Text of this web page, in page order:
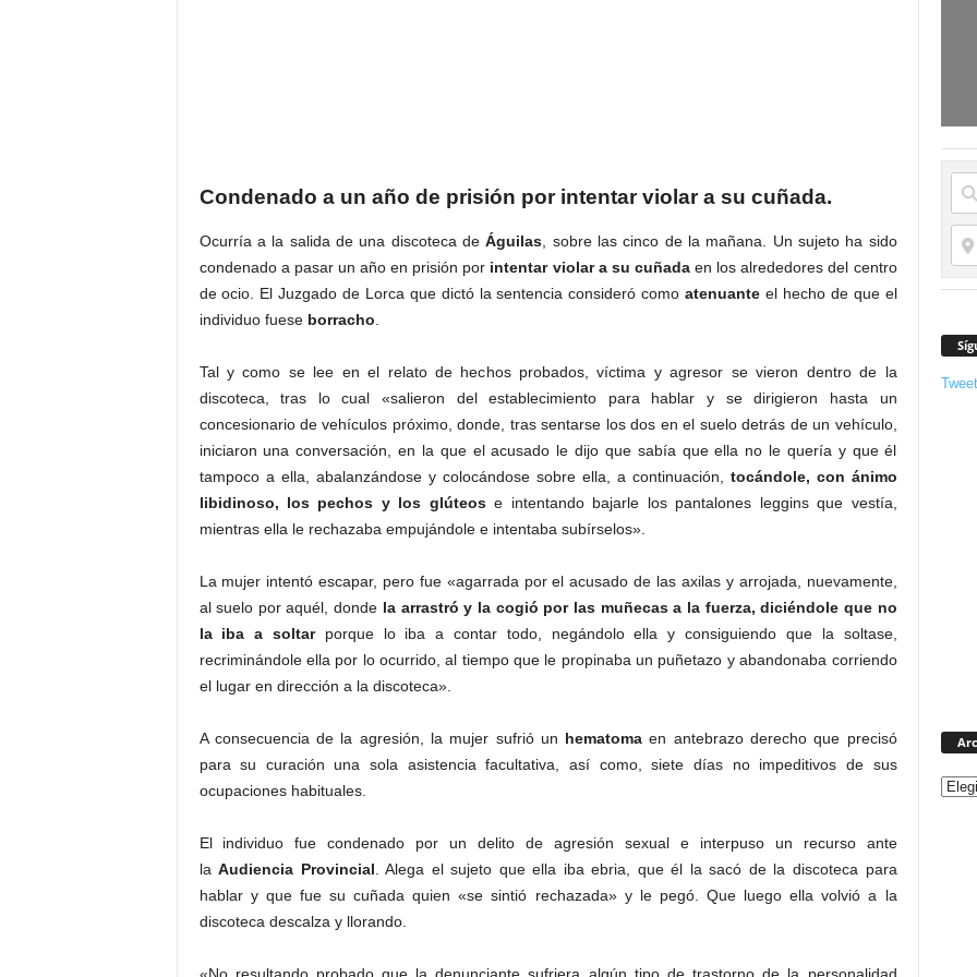
Condenado a un año de prisión por intentar violar a su cuñada.
Ocurría a la salida de una discoteca deÁguilas , sobre las cinco de la mañana. Un sujeto ha sido
condenado a pasar un año en prisión por intentar violar a su cuñadaen los alrededores del centro
de ocio. El Juzgado de Lorca que dictó la sentencia consideró comoatenuante el hecho de que el
individuo fuese borracho
Tal y como se lee en el relato de hechos probados, víctima y agresor se vieron dentro de la
discoteca, tras lo cual «salieron del establecimiento para hablar y se dirigieron hasta un
concesionario de vehículos próximo, donde, tras sentarse los dos en el suelo detrás de un vehículo,
iniciaron una conversación, en la que el acusado le dijo que sabía que ella no le quería y que él
tampoco a ella, abalanzándose y colocándose sobre ella, a continuación, tocándole, con ánimo
libidinoso, los pechos y los glúteose intentando bajarle los pantalones leggins que vestía,
mientras ella le rechazaba empujándole e intentaba subírselos».
La mujer intentó escapar, pero fue «agarrada por el acusado de las axilas y arrojada, nuevamente,
al suelo por aquél, donde la arrastró y la cogió por las muñecas a la fuerza, diciéndole que no
la iba a soltarporque lo iba a contar todo, negándolo ella y consiguiendo que la soltase,
recriminándole ella por lo ocurrido, al tiempo que le propinaba un puñetazo y abandonaba corriendo
el lugar en dirección a la discoteca».
A consecuencia de la agresión, la mujer sufrió un hematomaen antebrazo derecho que precisó
para su curación una sola asistencia facultativa, así como, siete días no impeditivos de sus
ocupaciones habituales.
El individuo fue condenado por un delito de agresión sexual e interpuso un recurso ante
laAudiencia Provincial . Alega el sujeto que ella iba ebria, que él la sacó de la discoteca para
hablar y que fue su cuñada quien «se sintió rechazada» y le pegó. Que luego ella volvió a la
discoteca descalza y llorando.